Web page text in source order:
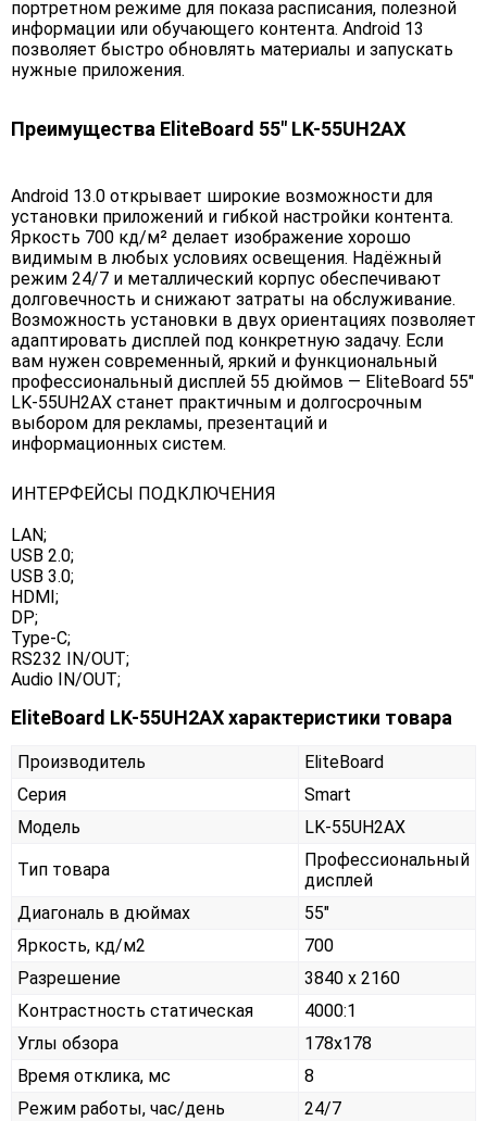
портретном режиме для показа расписания, полезной
информации или обучающего контента. Android 13
позволяет быстро обновлять материалы и запускать
нужные приложения.
Преимущества EliteBoard 55" LK-55UH2AX
Android 13.0 открывает широкие возможности для
установки приложений и гибкой настройки контента.
Яркость 700 кд/м² делает изображение хорошо
видимым в любых условиях освещения. Надёжный
режим 24/7 и металлический корпус обеспечивают
долговечность и снижают затраты на обслуживание.
Возможность установки в двух ориентациях позволяет
адаптировать дисплей под конкретную задачу. Если
вам нужен современный, яркий и функциональный
профессиональный дисплей 55 дюймов — EliteBoard 55"
LK-55UH2AX станет практичным и долгосрочным
выбором для рекламы, презентаций и
информационных систем.
ИНТЕРФЕЙСЫ ПОДКЛЮЧЕНИЯ
LAN;
USB 2.0;
USB 3.0;
HDMI;
DP;
Type-C;
RS232 IN/OUT;
Audio IN/OUT;
EliteBoard LK-55UH2AX характеристики товара
Производитель
EliteBoard
Серия
Smart
Модель
LK-55UH2AX
Тип товара
Профессиональный
дисплей
Диагональ в дюймах
55"
Яркость, кд/м2
700
Разрешение
3840 x 2160
Контрастность статическая
4000:1
Углы обзора
178x178
Время отклика, мс
8
Режим работы, час/день
24/7